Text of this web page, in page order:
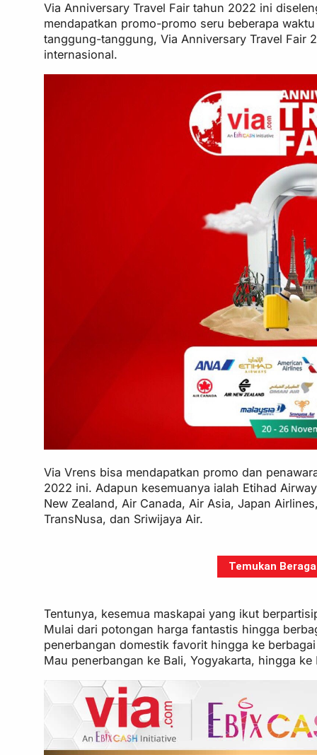
Via Anniversary Travel Fair tahun 2022 ini
mendapatkan promo-promo seru beberapa
tanggung-tanggung, Via Anniversary Travel Fair
internasional.
Via Vrens bisa mendapatkan promo dan
2022 ini. Adapun kesemuanya ialah Etihad
New Zealand, Air Canada, Air Asia, Japan
TransNusa, dan Sriwijaya Air.
Temukan
Tentunya, kesemua maskapai yang ikut
Mulai dari potongan harga fantastis hingga
penerbangan domestik favorit hingga ke
Mau penerbangan ke Bali, Yogyakarta, hingga